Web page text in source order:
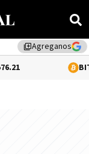
library_addAgreganos
0.35%